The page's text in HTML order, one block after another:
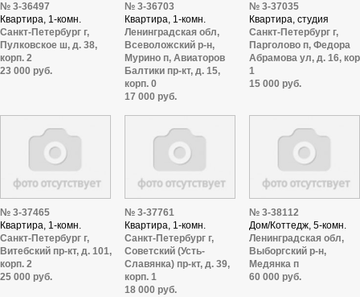
№ 3-36497
Квартира, 1-комн.
Санкт-Петербург г,
Пулковское ш, д. 38,
корп. 2
23 000 руб.
№ 3-36703
Квартира, 1-комн.
Ленинградская обл,
Всеволожский р-н,
Мурино п, Авиаторов
Балтики пр-кт, д. 15,
корп. 0
17 000 руб.
№ 3-37035
Квартира, студия
Санкт-Петербург г,
Парголово п, Федора
Абрамова ул, д. 16,
1
15 000 руб.
№ 3-37465
Квартира, 1-комн.
Санкт-Петербург г,
Витебский пр-кт, д. 101,
корп. 2
25 000 руб.
№ 3-37761
Квартира, 1-комн.
Санкт-Петербург г,
Советский (Усть-
Славянка) пр-кт, д. 39,
корп. 1
18 000 руб.
№ 3-38112
Дом/Коттедж, 5-комн.
Ленинградская обл,
Выборгский р-н,
Медянка п
60 000 руб.